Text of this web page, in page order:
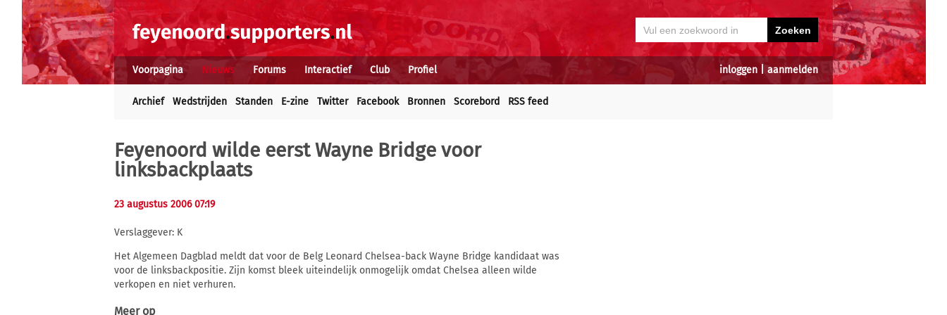
inloggen aanmelden
Voorpagina Nieuws Forums Interactief Club Profiel
Archief Wedstrijden Standen E-zine Twitter Facebook Bronnen Scorebord RSS feed
Feyenoord wilde eerst Wayne Bridge voor
linksbackplaats
23 augustus 2006 07:19
Verslaggever: K
Het Algemeen Dagblad meldt dat voor de Belg Leonard Chelsea-back Wayne Bridge kandidaat was
voor de linksbackpositie. Zijn komst bleek uiteindelijk onmogelijk omdat Chelsea alleen wilde
verkopen en niet verhuren.
Meer op